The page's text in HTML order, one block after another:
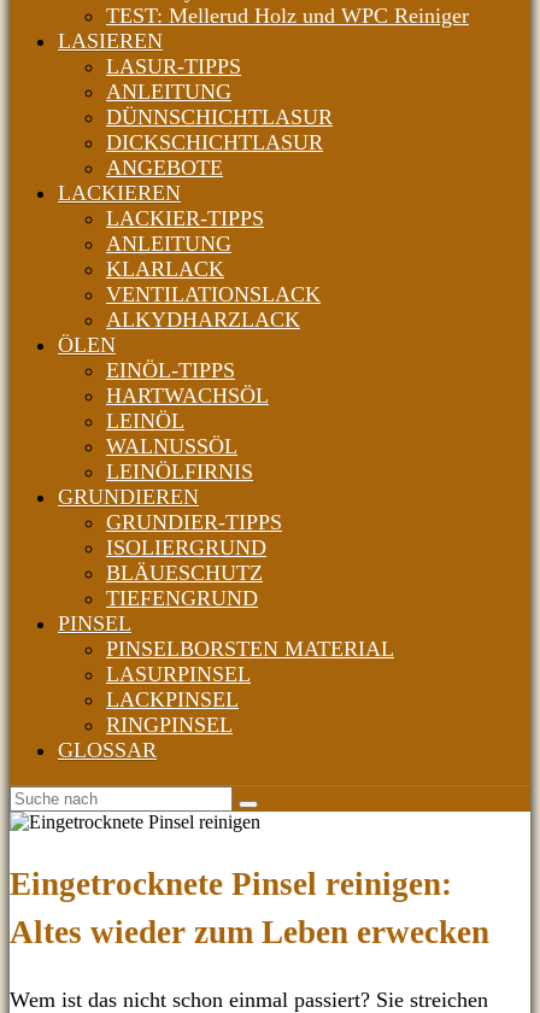
TEST: Mellerud Holz und WPC Reiniger
LASIEREN
LASUR-TIPPS
ANLEITUNG
DÜNNSCHICHTLASUR
DICKSCHICHTLASUR
ANGEBOTE
LACKIEREN
LACKIER-TIPPS
ANLEITUNG
KLARLACK
VENTILATIONSLACK
ALKYDHARZLACK
ÖLEN
EINÖL-TIPPS
HARTWACHSÖL
LEINÖL
WALNUSSÖL
LEINÖLFIRNIS
GRUNDIEREN
GRUNDIER-TIPPS
ISOLIERGRUND
BLÄUESCHUTZ
TIEFENGRUND
PINSEL
PINSELBORSTEN MATERIAL
LASURPINSEL
LACKPINSEL
RINGPINSEL
GLOSSAR
Eingetrocknete Pinsel reinigen:
Altes wieder zum Leben erwecken
Wem ist das nicht schon einmal passiert? Sie streichen